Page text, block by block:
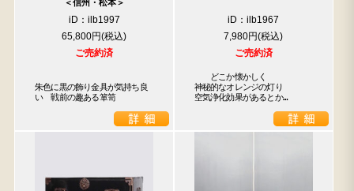
＜信州・松本＞
iD：ilb1997
65,800円
ご売約済
朱色に黒の飾り金具が気持ち良
い　戦前の趣ある箪笥
iD：ilb1967
7,980円
ご売約済
どこか懐かしく
神秘的なオレンジの灯り
空気浄化効果があるとか…